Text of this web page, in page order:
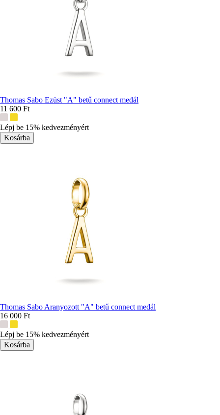
Thomas Sabo Ezüst "A" betű connect medál
11 600 Ft
színek:
Lépj be 15% kedvezményért
Thomas Sabo Aranyozott "A" betű connect medál
16 000 Ft
színek:
Lépj be 15% kedvezményért